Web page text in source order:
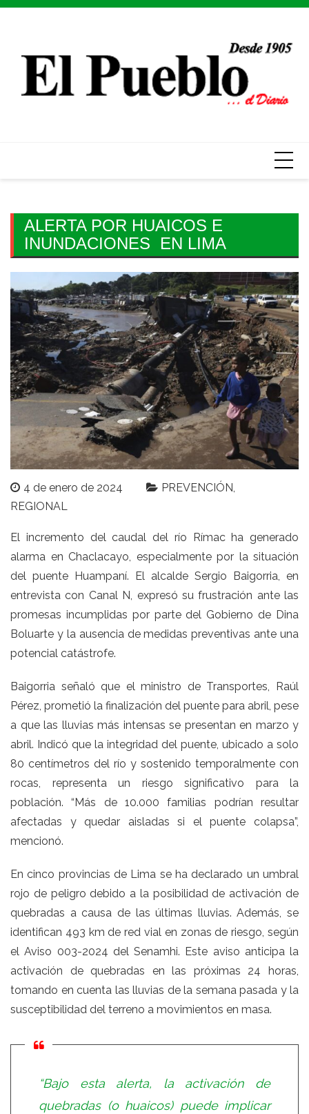
Skip
ALERTA POR HUAICOS E
INUNDACIONES EN LIMA
4 de enero de 2024
PREVENCIÓN
REGIONAL
El incremento del caudal del río Rímac ha generado
alarma en Chaclacayo, especialmente por la situación
del puente Huampaní. El alcalde Sergio Baigorria, en
entrevista con Canal N, expresó su frustración ante las
promesas incumplidas por parte del Gobierno de Dina
Boluarte y la ausencia de medidas preventivas ante una
potencial catástrofe.
Baigorria señaló que el ministro de Transportes, Raúl
Pérez, prometió la finalización del puente para abril, pese
a que las lluvias más intensas se presentan en marzo y
abril. Indicó que la integridad del puente, ubicado a solo
80 centímetros del río y sostenido temporalmente con
rocas, representa un riesgo significativo para la
población. “Más de 10.000 familias podrían resultar
afectadas y quedar aisladas si el puente colapsa”,
mencionó.
En cinco provincias de Lima se ha declarado un umbral
rojo de peligro debido a la posibilidad de activación de
quebradas a causa de las últimas lluvias. Además, se
identifican 493 km de red vial en zonas de riesgo, según
el Aviso 003-2024 del Senamhi. Este aviso anticipa la
activación de quebradas en las próximas 24 horas,
tomando en cuenta las lluvias de la semana pasada y la
susceptibilidad del terreno a movimientos en masa.
“Bajo esta alerta, la activación de
quebradas (o huaicos) puede implicar